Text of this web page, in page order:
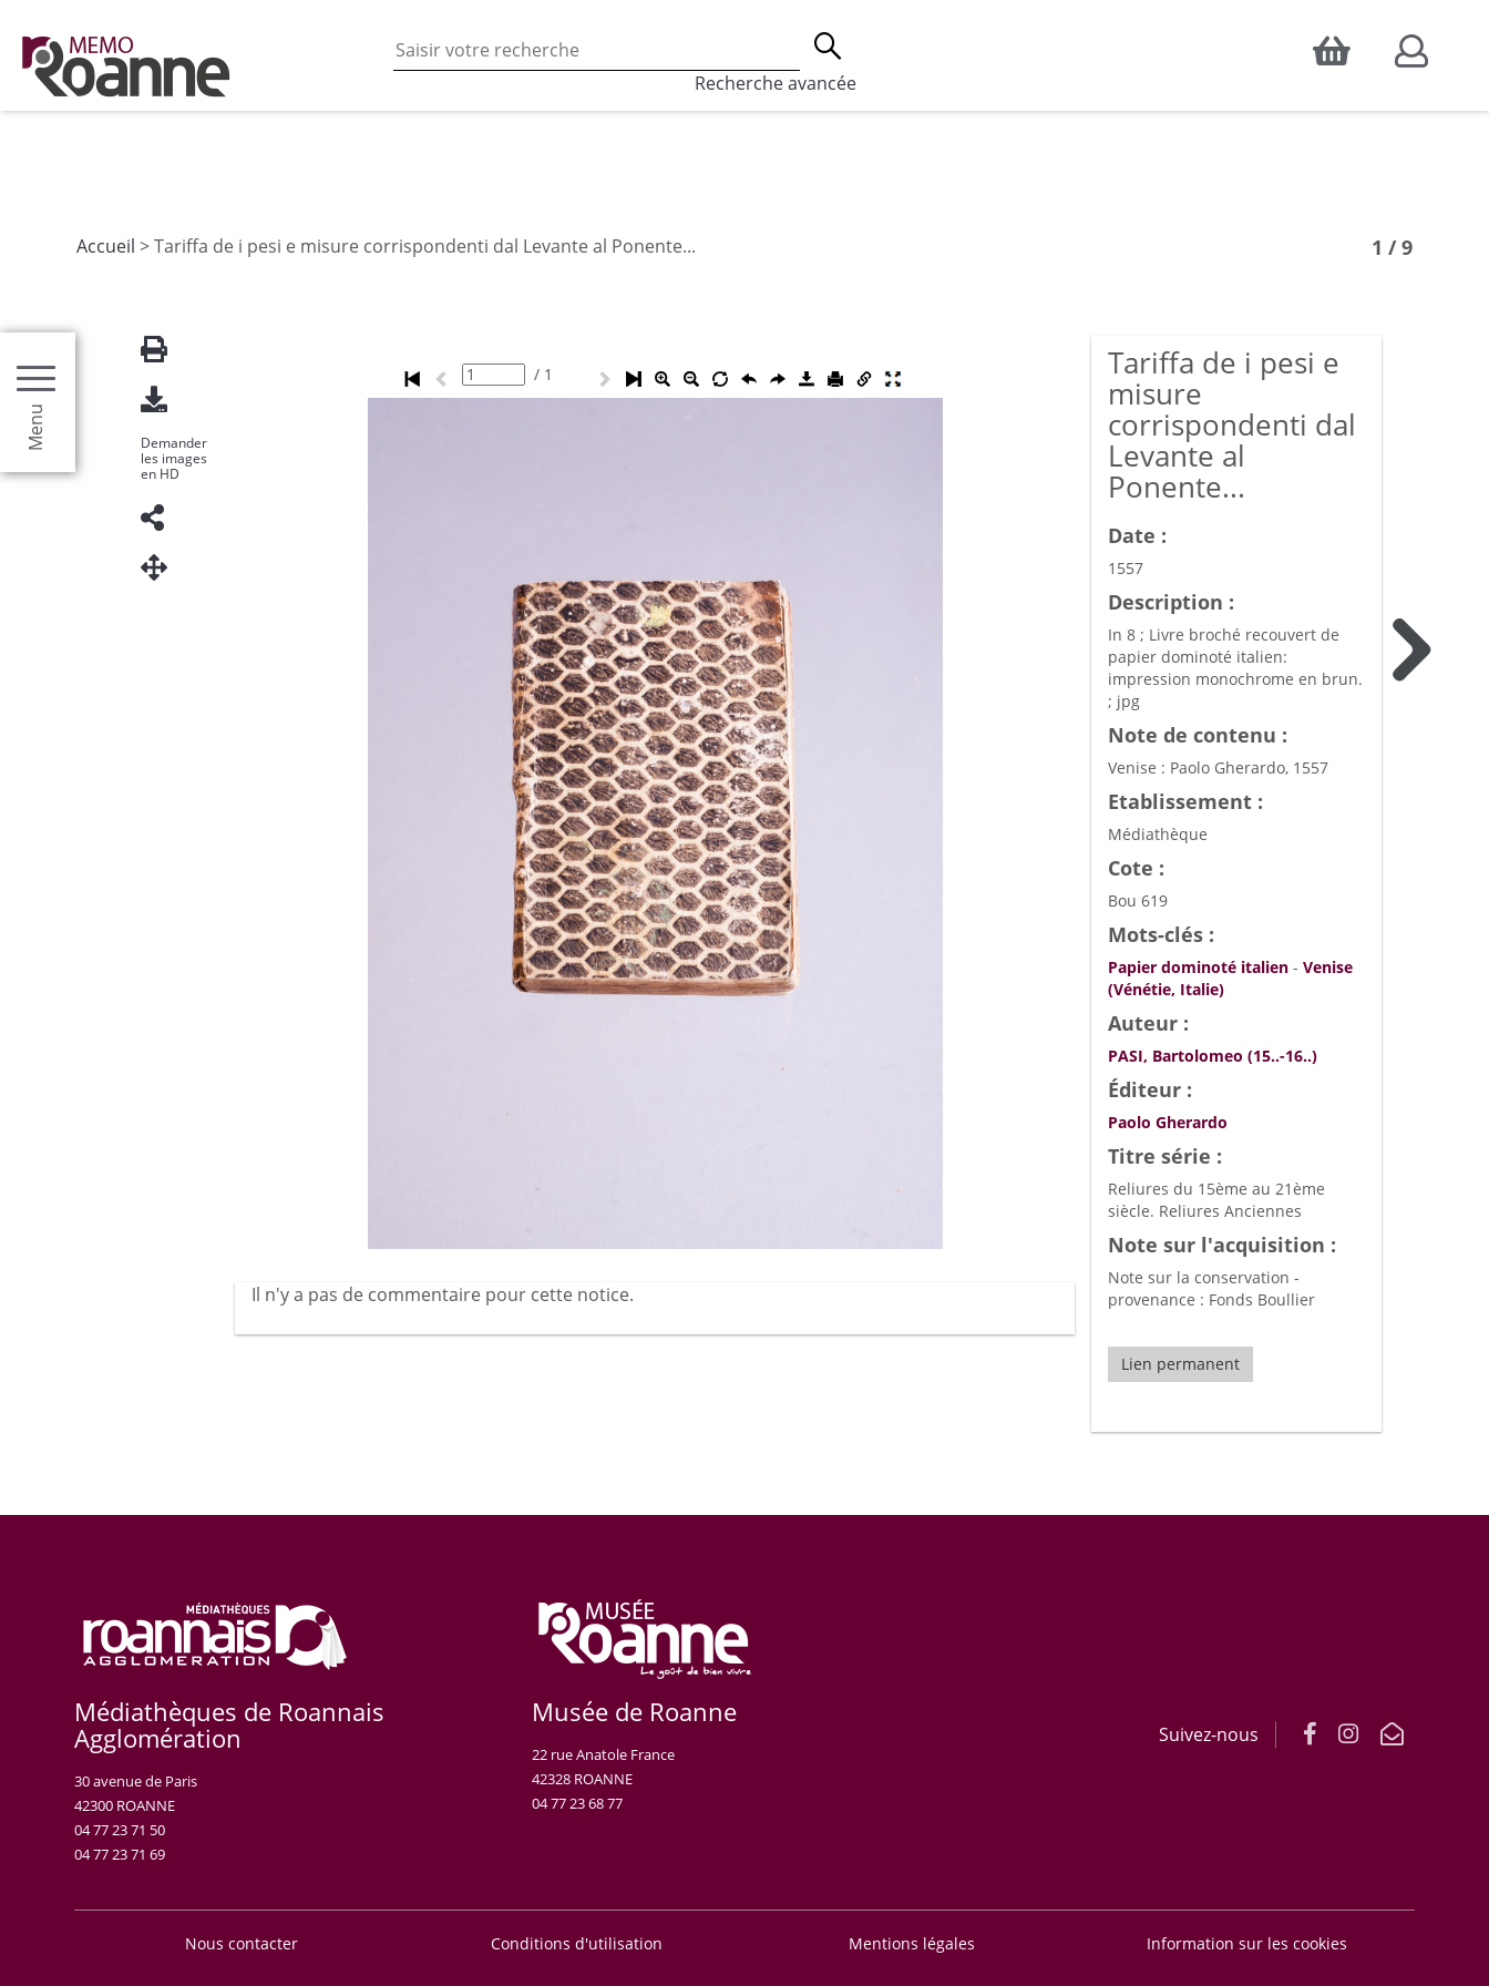
Accepter
En poursuivant votre navigation sur ce site vous acceptez l’utilisation des cookies, qui sont utilisés à des fins de statistiques d'audience, ainsi que pour
les fonctionnalités de partages de contenu sur les réseaux sociaux.
Recherche avancée
Menu
Accueil > Tariffa de i pesi e misure corrispondenti dal Levante al Ponente... 1 / 9
Demander
les images
en HD
/ 1
Il n'y a pas de commentaire pour cette notice.
Tariffa de i pesi e
misure
corrispondenti dal
Levante al
Ponente...
Date :
1557
Description :
In 8 ; Livre broché recouvert de
papier dominoté italien:
impression monochrome en brun.
; jpg
Note de contenu :
Venise : Paolo Gherardo, 1557
Etablissement :
Médiathèque
Cote :
Bou 619
Mots-clés :
Papier dominoté italien- Venise
(Vénétie, Italie)
Auteur :
PASI, Bartolomeo (15..-16..)
Éditeur :
Paolo Gherardo
Titre série :
Reliures du 15ème au 21ème
siècle. Reliures Anciennes
Note sur l'acquisition :
Note sur la conservation -
provenance : Fonds Boullier
Lien permanent
Médiathèques de Roannais
Agglomération
30 avenue de Paris
42300 ROANNE
04 77 23 71 50
04 77 23 71 69
Musée de Roanne
22 rue Anatole France
42328 ROANNE
04 77 23 68 77
Suivez-nous
Nous contacter Conditions d'utilisation Mentions légales Information sur les cookies